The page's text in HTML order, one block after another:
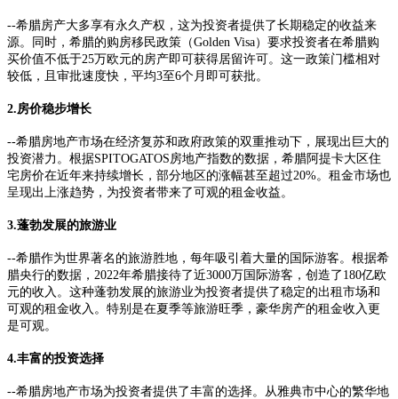
--希腊房产大多享有永久产权，这为投资者提供了长期稳定的收益来
源。同时，希腊的购房移民政策（Golden Visa）要求投资者在希腊购
买价值不低于25万欧元的房产即可获得居留许可。这一政策门槛相对
较低，且审批速度快，平均3至6个月即可获批。
2.房价稳步增长
--希腊房地产市场在经济复苏和政府政策的双重推动下，展现出巨大的
投资潜力。根据SPITOGATOS房地产指数的数据，希腊阿提卡大区住
宅房价在近年来持续增长，部分地区的涨幅甚至超过20%。租金市场也
呈现出上涨趋势，为投资者带来了可观的租金收益。
3.蓬勃发展的旅游业
--希腊作为世界著名的旅游胜地，每年吸引着大量的国际游客。根据希
腊央行的数据，2022年希腊接待了近3000万国际游客，创造了180亿欧
元的收入。这种蓬勃发展的旅游业为投资者提供了稳定的出租市场和
可观的租金收入。特别是在夏季等旅游旺季，豪华房产的租金收入更
是可观。
4.丰富的投资选择
--希腊房地产市场为投资者提供了丰富的选择。从雅典市中心的繁华地